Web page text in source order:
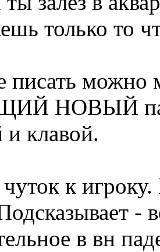
только то
можно
НОВЫЙ
клавой.
к
-
в вн